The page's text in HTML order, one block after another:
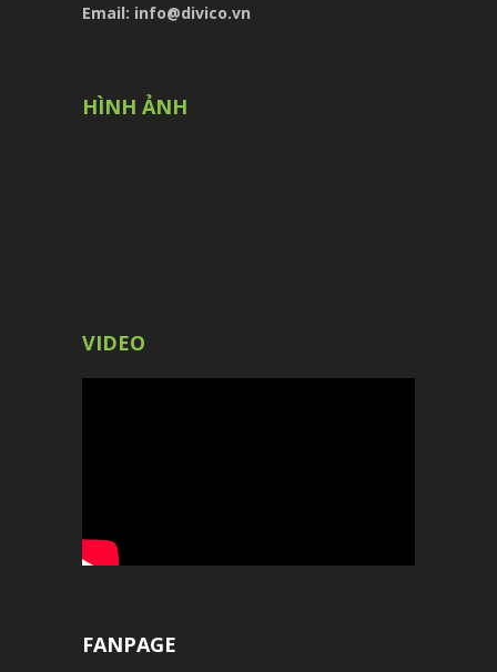
Email: info@divico.vn
HÌNH ẢNH
VIDEO
FANPAGE